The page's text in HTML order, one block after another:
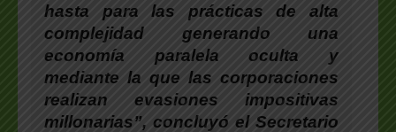
hasta para las prácticas de alta
complejidad generando una
economía paralela oculta y
mediante la que las corporaciones
realizan evasiones impositivas
millonarias”, concluyó el Secretario